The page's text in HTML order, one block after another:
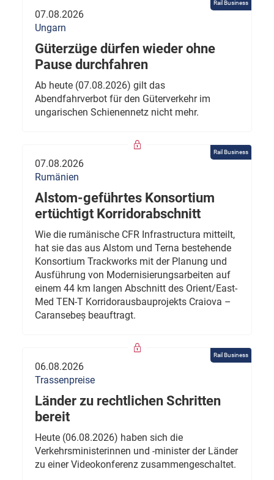
Rail Business
07.08.2026
Ungarn
Güterzüge dürfen wieder ohne
Pause durchfahren
Ab heute (07.08.2026) gilt das
Abendfahrverbot für den Güterverkehr im
ungarischen Schienennetz nicht mehr.
Rail Business
07.08.2026
Rumänien
Alstom-geführtes Konsortium
ertüchtigt Korridorabschnitt
Wie die rumänische CFR Infrastructura mitteilt,
hat sie das aus Alstom und Terna bestehende
Konsortium Trackworks mit der Planung und
Ausführung von Modernisierungsarbeiten auf
einem 44 km langen Abschnitt des Orient/East-
Med TEN-T Korridorausbauprojekts Craiova –
Caransebeș beauftragt.
Rail Business
06.08.2026
Trassenpreise
Länder zu rechtlichen Schritten
bereit
Heute (06.08.2026) haben sich die
Verkehrsministerinnen und -minister der Länder
zu einer Videokonferenz zusammengeschaltet.